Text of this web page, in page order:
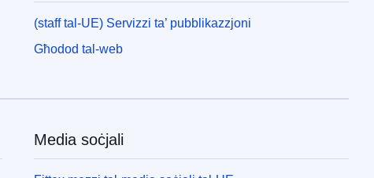
(staff tal-UE) Servizzi ta’ pubblikazzjoni
Għodod tal-web
Media soċjali